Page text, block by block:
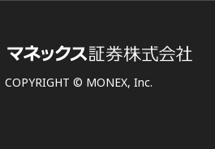
COPYRIGHT © MONEX, Inc.